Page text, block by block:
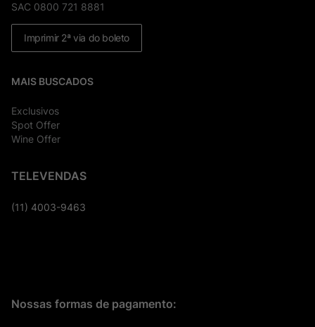
SAC 0800 721 8881
Imprimir 2ª via do boleto
MAIS BUSCADOS
Exclusivos
Spot Offer
Wine Offer
TELEVENDAS
(11) 4003-9463
Nossas formas de pagamento: